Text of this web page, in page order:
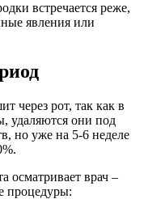
встречается реже,
явления или
через рот, так как в
удаляются они под
но уже на 5-6 неделе
осматривает врач –
процедуры: